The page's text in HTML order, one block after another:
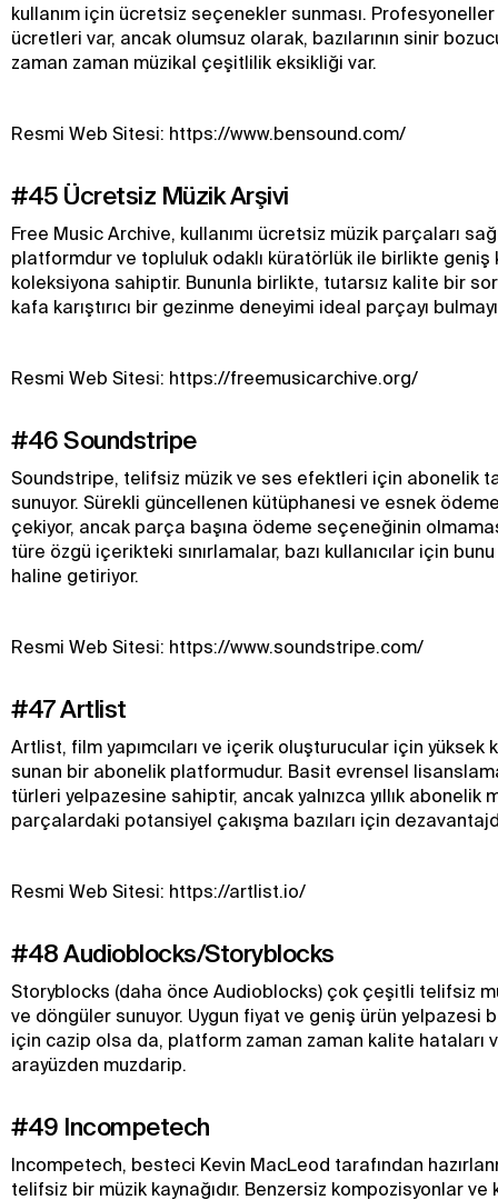
kullanım için ücretsiz seçenekler sunması.
ücretleri var, ancak olumsuz olarak, bazılarının sinir
zaman zaman müzikal çeşitlilik eksikliği var.
Resmi Web Sitesi: https://www.bensound.com/
#45 Ücretsiz Müzik Arşivi
Free Music Archive, kullanımı ücretsiz müzik parçaları
platformdur ve topluluk odaklı küratörlük ile birlikte geniş
koleksiyona sahiptir. Bununla birlikte, tutarsız kalite bir
kafa karıştırıcı bir gezinme deneyimi ideal parçayı
Resmi Web Sitesi: https://freemusicarchive.org/
#46 Soundstripe
Soundstripe, telifsiz müzik ve ses efektleri için abonelik
sunuyor. Sürekli güncellenen kütüphanesi ve esnek
çekiyor, ancak parça başına ödeme seçeneğinin
türe özgü içerikteki sınırlamalar, bazı kullanıcılar için bunu
haline getiriyor.
Resmi Web Sitesi: https://www.soundstripe.com/
#47 Artlist
Artlist, film yapımcıları ve içerik oluşturucular için yüksek
sunan bir abonelik platformudur. Basit evrensel
türleri yelpazesine sahiptir, ancak yalnızca yıllık abonelik
parçalardaki potansiyel çakışma bazıları için
Resmi Web Sitesi: https://artlist.io/
#48 Audioblocks/Storyblocks
Storyblocks (daha önce Audioblocks) çok çeşitli telifsiz
ve döngüler sunuyor. Uygun fiyat ve geniş ürün yelpazesi
için cazip olsa da, platform zaman zaman kalite hataları
arayüzden muzdarip.
#49 Incompetech
Incompetech, besteci Kevin MacLeod tarafından
telifsiz bir müzik kaynağıdır. Benzersiz kompozisyonlar ve